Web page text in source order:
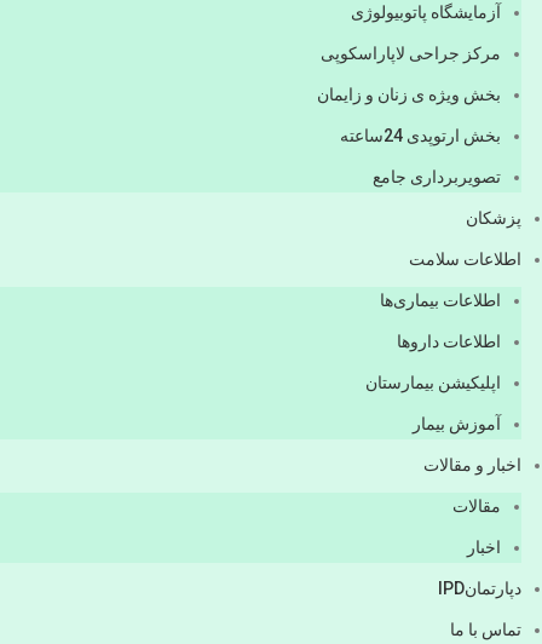
آزمایشگاه پاتوبیولوژی
مرکز جراحی لاپاراسکوپی
بخش ویژه ی زنان و زایمان
بخش ارتوپدی 24ساعته
تصویربرداری جامع
پزشكان
اطلاعات سلامت
اطلاعات بیماری‌ها
اطلاعات دارو‌ها
اپليكيشن بيمارستان
آموزش بیمار
اخبار و مقالات
مقالات
اخبار
دپارتمانIPD
تماس با ما